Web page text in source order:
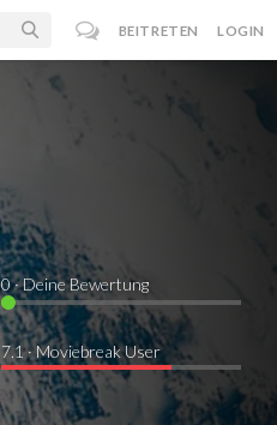
BEITRETEN LOGIN
0· Deine Bewertung
7.1 · Moviebreak User